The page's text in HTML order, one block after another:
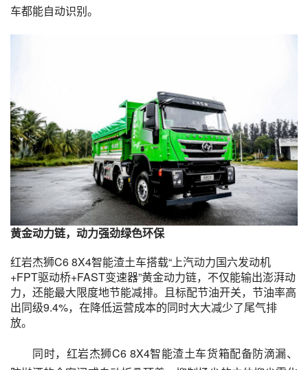
车都能自动识别。
黄金动力链，动力强劲绿色环保
红岩杰狮C6 8X4智能渣土车搭载“上汽动力国六发动机
+FPT驱动桥+FAST变速器”黄金动力链，不仅能输出澎湃动
力，还能最大限度地节能减排。且标配节油开关，节油率高
出同级9.4%，在降低运营成本的同时大大减少了尾气排
放。
同时，红岩杰狮C6 8X4智能渣土车货箱配备防滴漏、